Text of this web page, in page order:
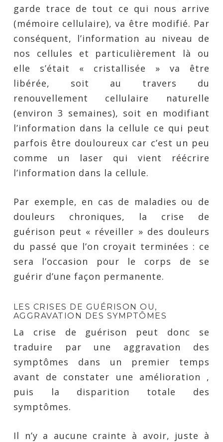
garde trace de tout ce qui nous arrive
(mémoire cellulaire), va être modifié. Par
conséquent, l’information au niveau de
nos cellules et particulièrement là ou
elle s’était « cristallisée » va être
libérée, soit au travers du
renouvellement cellulaire naturelle
(environ 3 semaines), soit en modifiant
l’information dans la cellule ce qui peut
parfois être douloureux car c’est un peu
comme un laser qui vient réécrire
l’information dans la cellule.
Par exemple, en cas de maladies ou de
douleurs chroniques, la crise de
guérison peut « réveiller » des douleurs
du passé que l’on croyait terminées : ce
sera l’occasion pour le corps de se
guérir d’une façon permanente.
LES CRISES DE GUÉRISON OU,
AGGRAVATION DES SYMPTÔMES
La crise de guérison peut donc se
traduire par une aggravation des
symptômes dans un premier temps
avant de constater une amélioration ,
puis la disparition totale des
symptômes.
Il n’y a aucune crainte à avoir, juste à